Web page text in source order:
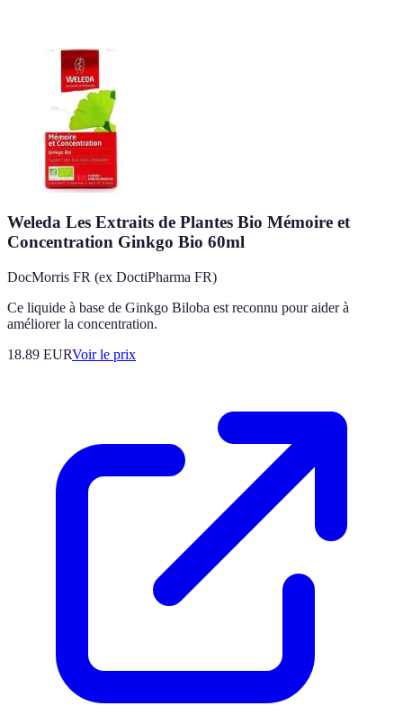
Weleda Les Extraits de Plantes Bio Mémoire et
Concentration Ginkgo Bio 60ml
DocMorris FR (ex DoctiPharma FR)
Ce liquide à base de Ginkgo Biloba est reconnu pour aider à
améliorer la concentration.
18.89 EURVoir le prix